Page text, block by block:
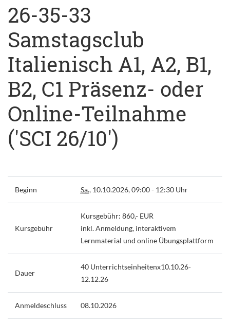
26-35-33
Samstagsclub
Italienisch A1, A2, B1,
B2, C1 Präsenz- oder
Online-Teilnahme
('SCI 26/10')
Beginn Sa., 10.10.2026, 09:00 - 12:30 Uhr
Kursgebühr
Kursgebühr: 860,- EUR
inkl. Anmeldung, interaktivem
Lernmaterial und online Übungsplattform
Dauer
40 Unterrichtseinheitenx10.10.26-
12.12.26
Anmeldeschluss 08.10.2026